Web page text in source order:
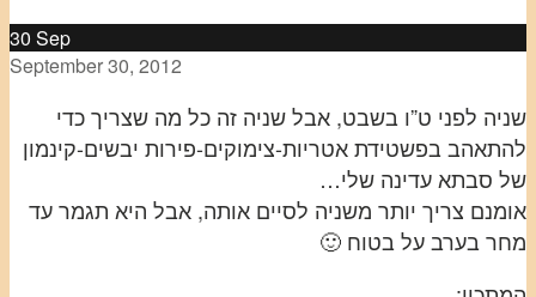
30 Sep
September 30, 2012
שניה לפני ט”ו בשבט, אבל שניה זה כל מה שצריך כדי
להתאהב בפשטידת אטריות-צימוקים-פירות יבשים-קינמון
של סבתא עדינה שלי…
אומנם צריך יותר משניה לסיים אותה, אבל היא תגמר עד
מחר בערב על בטוח 🙂